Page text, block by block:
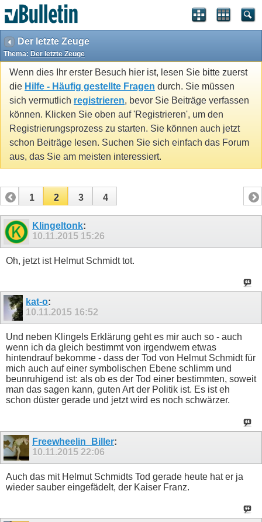
Der letzte Zeuge
Thema: Der letzte Zeuge
Wenn dies Ihr erster Besuch hier ist, lesen Sie bitte zuerst
die Hilfe - Häufig gestellte Fragen durch. Sie müssen
sich vermutlich registrieren, bevor Sie Beiträge verfassen
können. Klicken Sie oben auf 'Registrieren', um den
Registrierungsprozess zu starten. Sie können auch jetzt
schon Beiträge lesen. Suchen Sie sich einfach das Forum
aus, das Sie am meisten interessiert.
1 2 3 4
Klingeltonk:
10.11.2015 15:26
Oh, jetzt ist Helmut Schmidt tot.
kat-o:
10.11.2015 16:52
Und neben Klingels Erklärung geht es mir auch so - auch
wenn ich da gleich bestimmt von irgendwem etwas
hintendrauf bekomme - dass der Tod von Helmut Schmidt für
mich auch auf einer symbolischen Ebene schlimm und
beunruhigend ist: als ob es der Tod einer bestimmten, soweit
man das sagen kann, guten Art der Politik ist. Es ist eh
schon düster gerade und jetzt wird es noch schwärzer.
Freewheelin_Biller:
10.11.2015 22:06
Auch das mit Helmut Schmidts Tod gerade heute hat er ja
wieder sauber eingefädelt, der Kaiser Franz.